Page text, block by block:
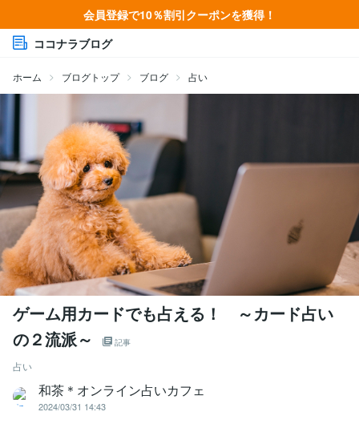
会員登録で10％割引クーポンを獲得！
ココナラブログ
ホーム ブログトップ ブログ 占い
ゲーム用カードでも占える！ ～カード占い
の２流派～
記事
占い
和茶＊オンライン占いカフェ
2024/03/31 14:43